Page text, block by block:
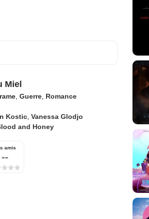
Miel
, Guerre, Romance
Kostic, Vanessa Glodjo
and Honey
amis
--